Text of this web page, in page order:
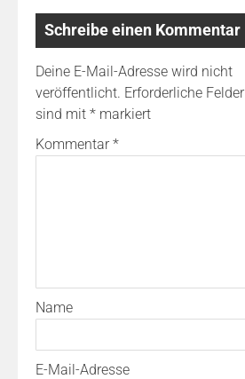
Schreibe einen Kommentar
Deine E-Mail-Adresse wird nicht
veröffentlicht. Erforderliche Felder
sind mit * markiert
Kommentar *
Name
E-Mail-Adresse